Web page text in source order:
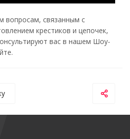
вопросам, связанным с
крестиков и цепочек,
вас в нашем Шоу-